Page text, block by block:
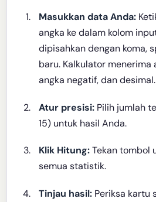
Masukkan data Anda:
angka ke dalam kolom
dipisahkan dengan koma,
baru. Kalkulator menerima
angka negatif, dan desimal.
Atur presisi: Pilih jumlah
15) untuk hasil Anda.
Klik Hitung:Tekan tombol
semua statistik.
Tinjau hasil: Periksa kartu